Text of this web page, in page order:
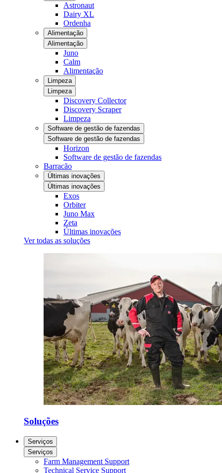
Astronaut
Dairy XL
Ordenha
Alimentação
Alimentação
Juno
Calm
Alimentação
Limpeza
Limpeza
Discovery Collector
Discovery Scraper
Limpeza
Software de gestão de fazendas
Software de gestão de fazendas
Horizon
Software de gestão de fazendas
Barracão
Últimas inovações
Últimas inovações
Exos
Orbiter
Juno Max
Zeta
Últimas inovações
Ver todas as soluções
Soluções
Serviços
Serviços
Farm Management Support
Technical Service Support